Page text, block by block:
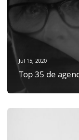
Jul 15, 2020
Top 35 de